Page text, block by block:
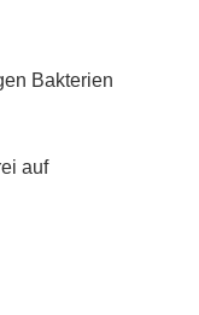
Bakterien
auf